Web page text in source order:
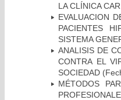
LA CLÍNICA
EVALUACION
PACIENTES
SISTEMA
ANALISIS DE
CONTRA EL
SOCIEDAD
MÉTODOS